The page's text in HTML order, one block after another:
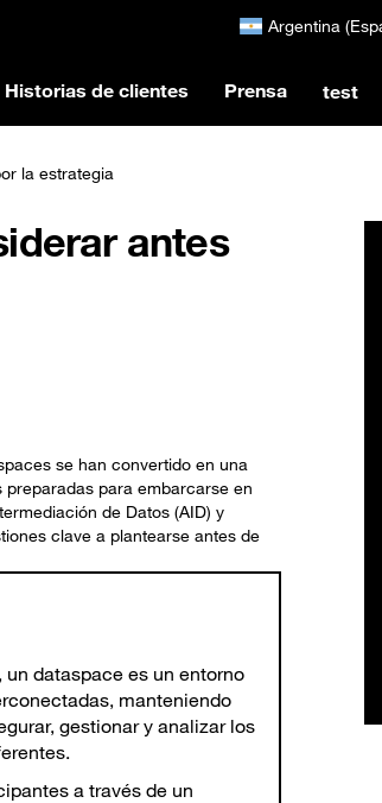
Argentina
Historias de clientes Prensa test
la estrategia
antes
se han convertido en una
para embarcarse en
de Datos (AID) y
clave a plantearse antes de
dataspace es un entorno
manteniendo
gestionar y analizar los
a través de un